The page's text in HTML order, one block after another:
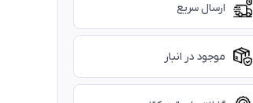
ارسال سریع
موجود در انبار